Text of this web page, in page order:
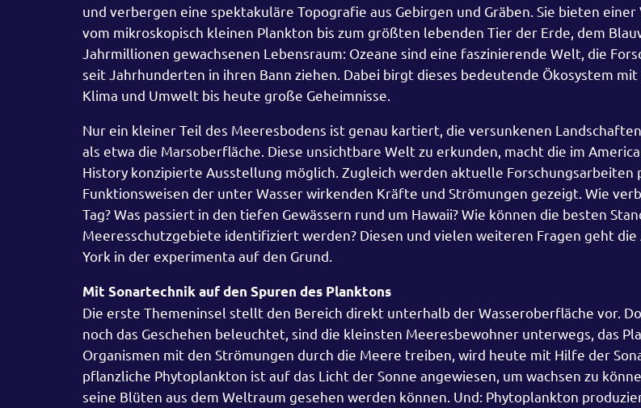
und verbergen eine spektakuläre Topografie aus Gebirgen und Gräben. Sie bieten
vom mikroskopisch kleinen Plankton bis zum größten lebenden Tier der Erde, dem
Jahrmillionen gewachsenen Lebensraum: Ozeane sind eine faszinierende Welt, die
seit Jahrhunderten in ihren Bann ziehen. Dabei birgt dieses bedeutende Ökosystem
Klima und Umwelt bis heute große Geheimnisse.
Nur ein kleiner Teil des Meeresbodens ist genau kartiert, die versunkenen
als etwa die Marsoberfläche. Diese unsichtbare Welt zu erkunden, macht die im
History konzipierte Ausstellung möglich. Zugleich werden aktuelle Forschungsarbeiten
Funktionsweisen der unter Wasser wirkenden Kräfte und Strömungen gezeigt. Wie
Tag? Was passiert in den tiefen Gewässern rund um Hawaii? Wie können die besten
Meeresschutzgebiete identifiziert werden? Diesen und vielen weiteren Fragen geht die
York in der experimenta auf den Grund.
Mit Sonartechnik auf den Spuren des Planktons
Die erste Themeninsel stellt den Bereich direkt unterhalb der Wasseroberfläche vor.
noch das Geschehen beleuchtet, sind die kleinsten Meeresbewohner unterwegs, das
Organismen mit den Strömungen durch die Meere treiben, wird heute mit Hilfe der
pflanzliche Phytoplankton ist auf das Licht der Sonne angewiesen, um wachsen zu
seine Blüten aus dem Weltraum gesehen werden können. Und: Phytoplankton